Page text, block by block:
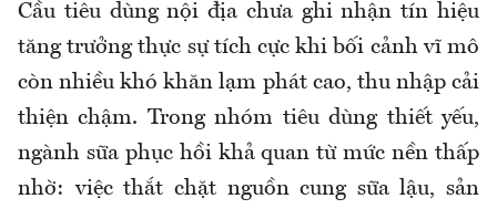
Cầu tiêu dùng nội địa chưa ghi nhận tín hiệu
tăng trưởng thực sự tích cực khi bối cảnh vĩ mô
còn nhiều khó khăn lạm phát cao, thu nhập cải
thiện chậm. Trong nhóm tiêu dùng thiết yếu,
ngành sữa phục hồi khả quan từ mức nền thấp
nhờ: việc thắt chặt nguồn cung sữa lậu, sản